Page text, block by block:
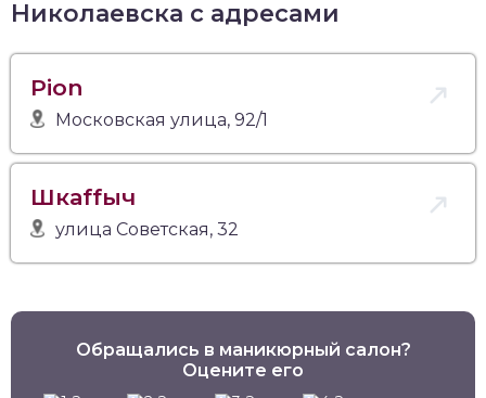
Николаевска с адресами
Pion
Московская улица, 92/1
Шкаffыч
улица Советская, 32
Обращались в маникюрный салон?
Оцените его